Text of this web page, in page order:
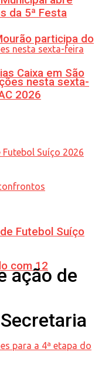
participa do
Caixa em São
Futebol Suíço
com 12
da 5ª Festa
nesta sexta-
2026
ação de